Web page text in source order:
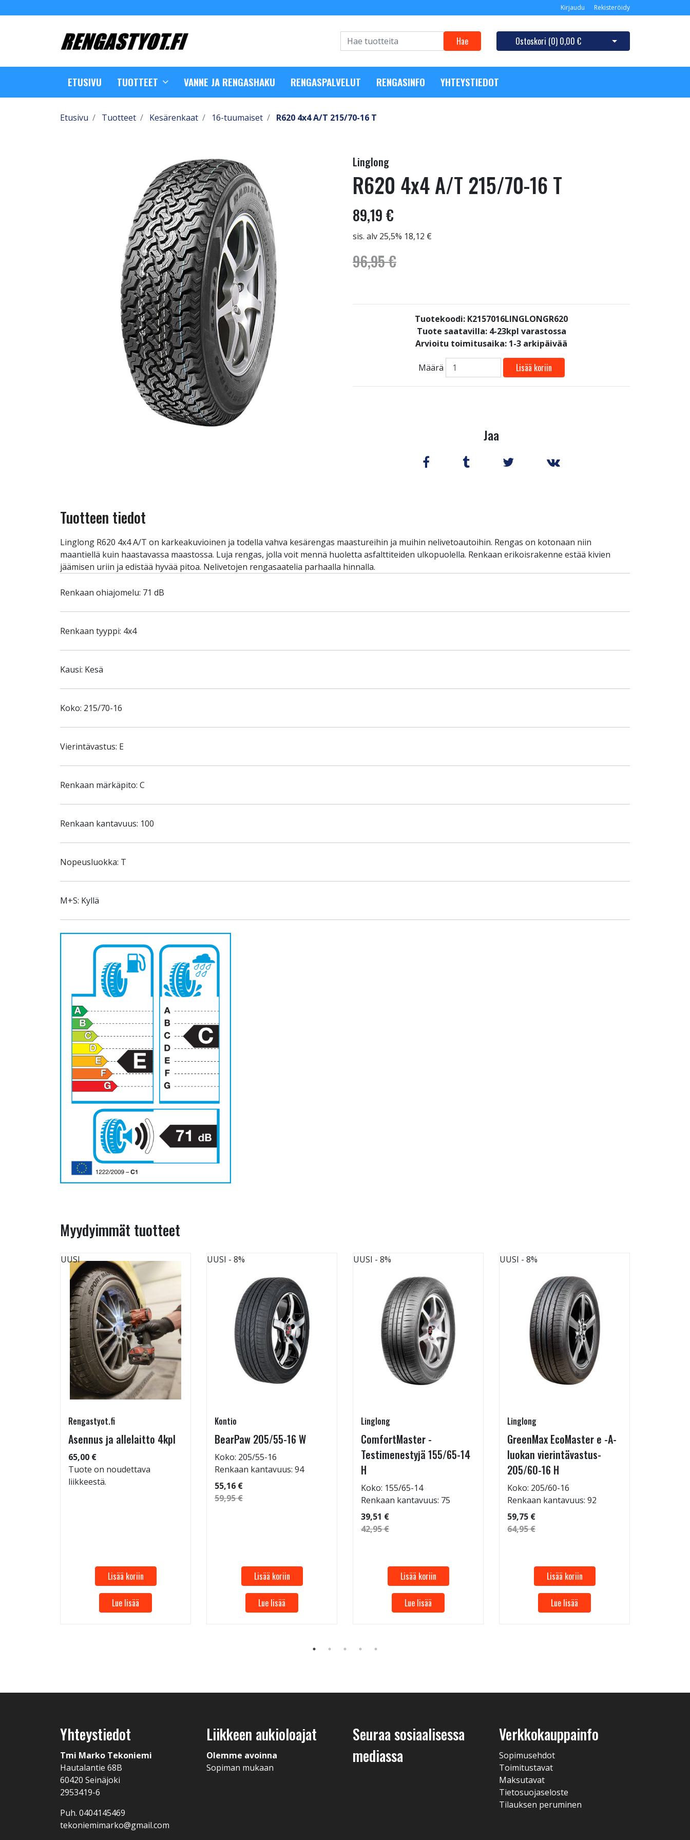
Kirjaudu Rekisteröidy
Hae Ostoskori (0) 0,00 € Avaa ostoskori
ETUSIVU TUOTTEET VANNE JA RENGASHAKU RENGASPALVELUT RENGASINFO YHTEYSTIEDOT
Etusivu Tuotteet Kesärenkaat 16-tuumaiset R620 4x4 A/T 215/70-16 T
Linglong
R620 4x4 A/T 215/70-16 T
89,19 €
sis. alv 25,5% 18,12 €
96,95 €
Tuotekoodi: K2157016LINGLONGR620
Tuote saatavilla: 4-23kpl varastossa
Arvioitu toimitusaika: 1-3 arkipäivää
Määrä Lisää koriin
Jaa
Tuotteen tiedot
Linglong R620 4x4 A/T on karkeakuvioinen ja todella vahva kesärengas maastureihin ja muihin nelivetoautoihin. Rengas on kotonaan niin
maantiellä kuin haastavassa maastossa. Luja rengas, jolla voit mennä huoletta asfalttiteiden ulkopuolella. Renkaan erikoisrakenne estää kivien
jäämisen uriin ja edistää hyvää pitoa. Nelivetojen rengasaatelia parhaalla hinnalla.
Renkaan ohiajomelu: 71 dB
Renkaan tyyppi: 4x4
Kausi: Kesä
Koko: 215/70-16
Vierintävastus: E
Renkaan märkäpito: C
Renkaan kantavuus: 100
Nopeusluokka: T
M+S: Kyllä
Myydyimmät tuotteet
UUSI
Rengastyot.fi
Asennus ja allelaitto 4kpl
65,00 €
Tuote on noudettava
liikkeestä.
Lisää koriin
Lue lisää
UUSI - 8%
Kontio
BearPaw 205/55-16 W
Koko: 205/55-16
Renkaan kantavuus: 94
55,16 €
59,95 €
Lisää koriin
Lue lisää
UUSI - 8%
Linglong
ComfortMaster -
Testimenestyjä 155/65-14
H
Koko: 155/65-14
Renkaan kantavuus: 75
39,51 €
42,95 €
Lisää koriin
Lue lisää
UUSI - 8%
Linglong
GreenMax EcoMaster e -A-
luokan vierintävastus-
205/60-16 H
Koko: 205/60-16
Renkaan kantavuus: 92
59,75 €
64,95 €
Lisää koriin
Lue lisää
Yhteystiedot
Tmi Marko Tekoniemi
Hautalantie 68B
60420 Seinäjoki
2953419-6
Puh. 0404145469
tekoniemimarko@gmail.com
Liikkeen aukioloajat
Olemme avoinna
Sopiman mukaan
Seuraa sosiaalisessa
mediassa
Verkkokauppainfo
Sopimusehdot
Toimitustavat
Maksutavat
Tietosuojaseloste
Tilauksen peruminen